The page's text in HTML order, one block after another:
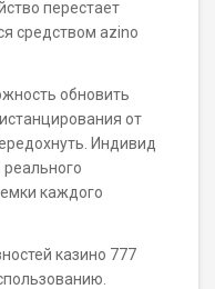
перестает
средством azino
обновить
от
Индивид
каждого
казино 777